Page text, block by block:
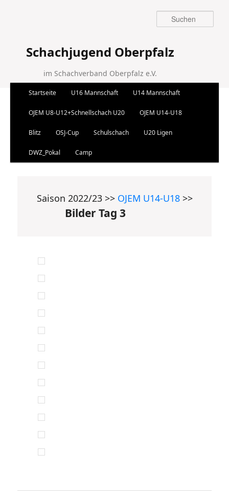
Schachjugend Oberpfalz
im Schachverband Oberpfalz e.V.
Suchen
Zum Inhalt wechseln
Zum sekundären Inhalt wechseln
Startseite U16 Mannschaft U14 Mannschaft
OJEM U8-U12+Schnellschach U20 OJEM U14-U18
Blitz OSJ-Cup Schulschach U20 Ligen
DWZ_Pokal Camp
Saison 2022/23 >> OJEM U14-U18>>
Bilder Tag 3